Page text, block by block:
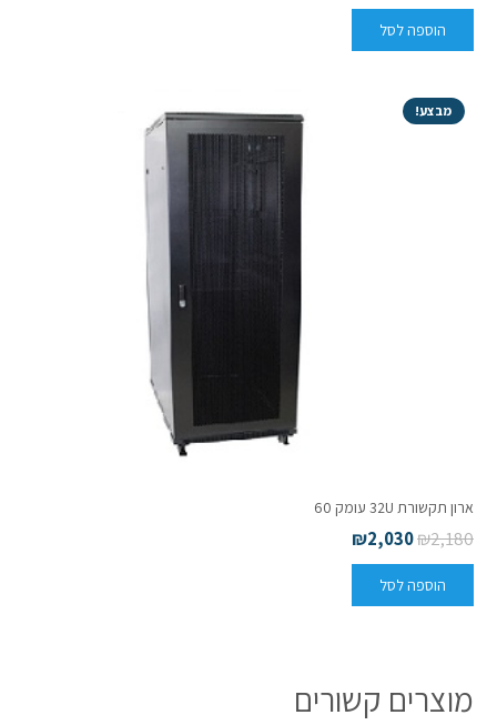
הוספה לסל
מבצע!
ארון תקשורת 32U עומק 60
₪2,180
₪2,030
הוספה לסל
מוצרים קשורים